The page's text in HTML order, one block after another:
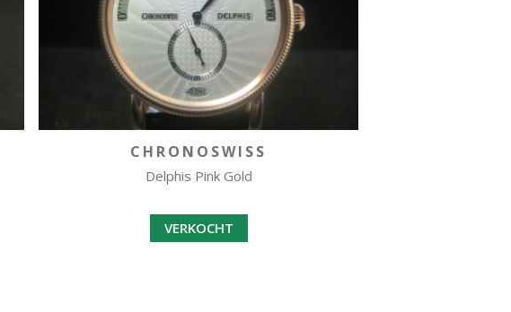
CHRONOSWISS
Delphis Pink Gold
VERKOCHT